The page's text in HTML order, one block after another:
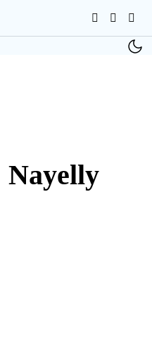
Nayelly